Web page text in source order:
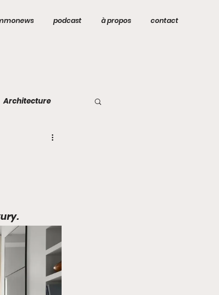
podcast à propos contact
Architecture